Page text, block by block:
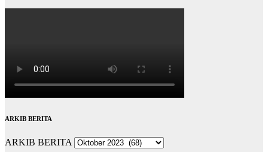
ARKIB BERITA
ARKIB BERITA